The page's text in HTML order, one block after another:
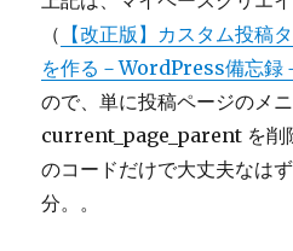
（
【改正版】カスタム投稿
を作る－WordPress備忘録
ので、単に投稿ページのメ
current_page_parent を削
のコードだけで大丈夫なは
分。。